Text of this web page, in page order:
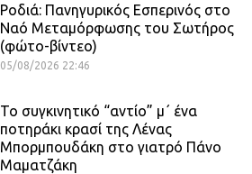
Ροδιά: Πανηγυρικός Εσπερινός στο
Ναό Μεταμόρφωσης του Σωτήρος
(φώτο-βίντεο)
05/08/2026 22:46
Το συγκινητικό “αντίο” μ΄ ένα
ποτηράκι κρασί της Λένας
Μπορμπουδάκη στο γιατρό Πάνο
Μαματζάκη